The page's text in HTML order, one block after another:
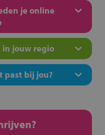
je online
in jouw regio
past bij jou?